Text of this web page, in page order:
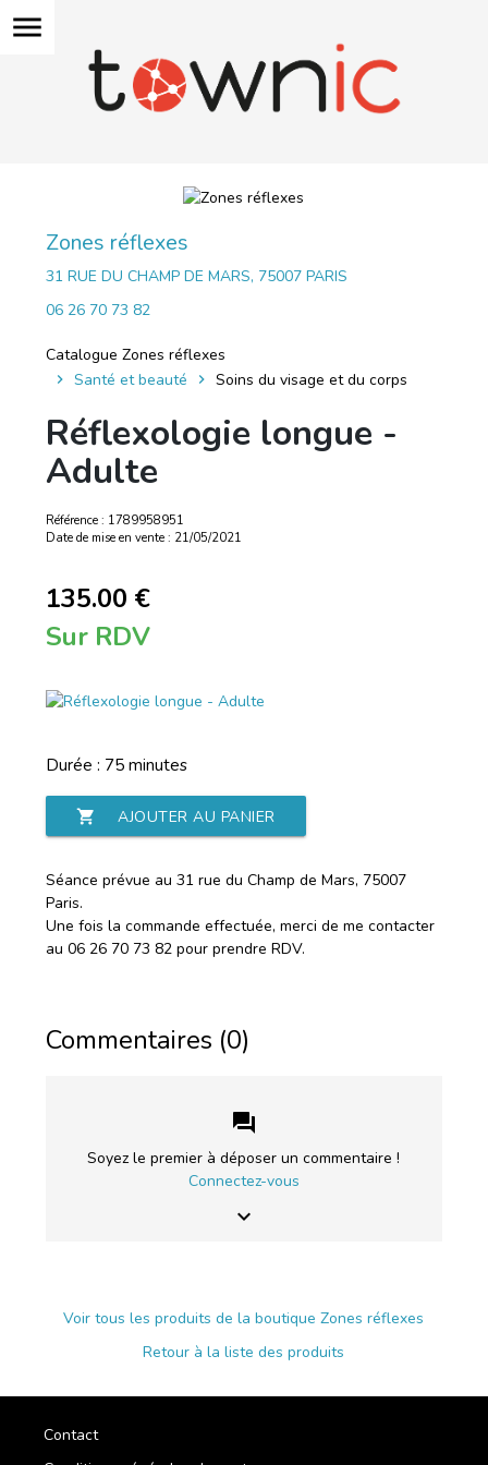
menu
Zones réflexes
31 RUE DU CHAMP DE MARS, 75007 PARIS
06 26 70 73 82
Catalogue Zones réflexes
Santé et beauté
Soins du visage et du corps
Réflexologie longue -
Adulte
Référence : 1789958951
Date de mise en vente : 21/05/2021
135.00 €
Sur RDV
Durée : 75 minutes
shopping_cart AJOUTER AU PANIER
Séance prévue au 31 rue du Champ de Mars, 75007
Paris.
Une fois la commande effectuée, merci de me contacter
au 06 26 70 73 82 pour prendre RDV.
Commentaires (0)
forum
Soyez le premier à déposer un commentaire !
Connectez-vous
keyboard_arrow_down
Voir tous les produits de la boutique Zones réflexes
Retour à la liste des produits
Contact